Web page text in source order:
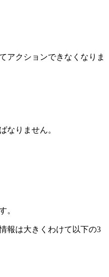
アクションできなくなりま
なりません。
。
報は大きくわけて以下の3